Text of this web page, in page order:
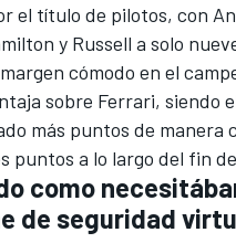
el título de pilotos, con
y Russell a solo
cómodo en el
sobre Ferrari, siendo
más puntos de manera
a lo largo del fin
como
de seguridad